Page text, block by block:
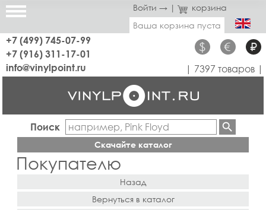
Войти → |
корзина
Ваша корзина пуста
+7 (499) 745-07-99
+7 (916) 311-17-01
$ € ₽
info@vinylpoint.ru | 7397 товаров |
Поиск
Скачайте каталог
Покупателю
Назад
Вернуться в каталог